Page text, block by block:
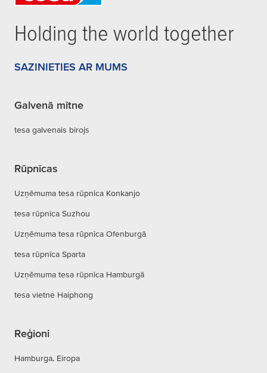
Holding the world together
SAZINIETIES AR MUMS
Galvenā mītne
tesa galvenais birojs
Rūpnīcas
Uzņēmuma tesa rūpnīca Konkanjo
tesa rūpnīca Suzhou
Uzņēmuma tesa rūpnīca Ofenburgā
tesa rūpnīca Sparta
Uzņēmuma tesa rūpnīca Hamburgā
tesa vietne Haiphong
Reģioni
Hamburga, Eiropa